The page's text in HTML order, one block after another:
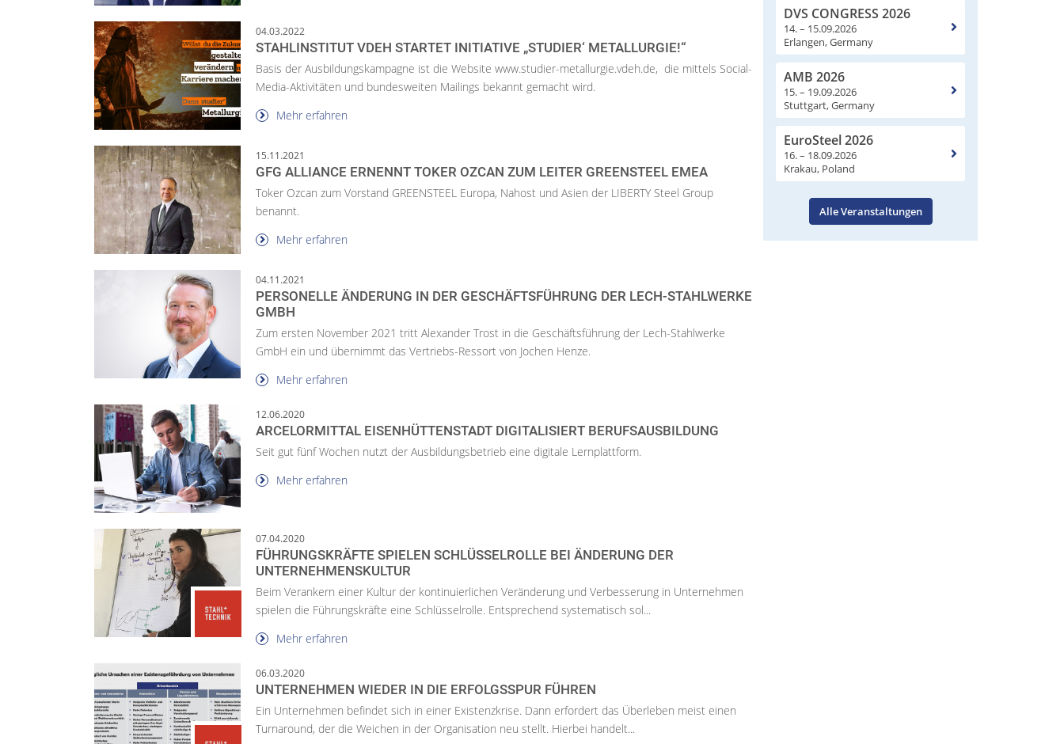
04.03.2022
STAHLINSTITUT VDEH STARTET INITIATIVE „STUDIER‘ METALLURGIE!“
Basis der Ausbildungskampagne ist die Website www.studier-metallurgie.vdeh.de, die mittels Social-
Media-Aktivitäten und bundesweiten Mailings bekannt gemacht wird.
Mehr erfahren
15.11.2021
GFG ALLIANCE ERNENNT TOKER OZCAN ZUM LEITER GREENSTEEL EMEA
Toker Ozcan zum Vorstand GREENSTEEL Europa, Nahost und Asien der LIBERTY Steel Group
benannt.
Mehr erfahren
04.11.2021
PERSONELLE ÄNDERUNG IN DER GESCHÄFTSFÜHRUNG DER LECH-STAHLWERKE
GMBH
Zum ersten November 2021 tritt Alexander Trost in die Geschäftsführung der Lech-Stahlwerke
GmbH ein und übernimmt das Vertriebs-Ressort von Jochen Henze.
Mehr erfahren
12.06.2020
ARCELORMITTAL EISENHÜTTENSTADT DIGITALISIERT BERUFSAUSBILDUNG
Seit gut fünf Wochen nutzt der Ausbildungsbetrieb eine digitale Lernplattform.
Mehr erfahren
07.04.2020
FÜHRUNGSKRÄFTE SPIELEN SCHLÜSSELROLLE BEI ÄNDERUNG DER
UNTERNEHMENSKULTUR
Beim Verankern einer Kultur der kontinuierlichen Veränderung und Verbesserung in Unternehmen
spielen die Führungskräfte eine Schlüsselrolle. Entsprechend systematisch sol...
Mehr erfahren
06.03.2020
UNTERNEHMEN WIEDER IN DIE ERFOLGSSPUR FÜHREN
Ein Unternehmen befindet sich in einer Existenzkrise. Dann erfordert das Überleben meist einen
Turnaround, der die Weichen in der Organisation neu stellt. Hierbei handelt...
DVS CONGRESS 2026
14. – 15.09.2026
Erlangen, Germany
AMB 2026
15. – 19.09.2026
Stuttgart, Germany
EuroSteel 2026
16. – 18.09.2026
Krakau, Poland
Alle Veranstaltungen